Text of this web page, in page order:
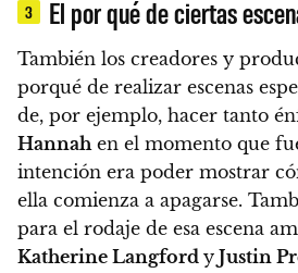
3 El por qué de ciertas
También los creadores y
porqué de realizar escenas
de, por ejemplo, hacer tanto
Hannahen el momento que
intención era poder mostrar
ella comienza a apagarse.
para el rodaje de esa escena
Katherine Langford y Justin